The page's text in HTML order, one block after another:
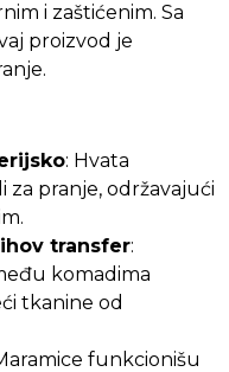
i zaštićenim. Sa
proizvod je
: Hvata
za pranje, održavajući
transfer:
komadima
tkanine od
funkcionišu